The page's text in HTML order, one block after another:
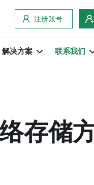
注册账号
解决方案 联系我们
存储